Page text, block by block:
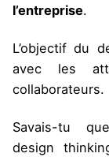
l’entreprise.
L’objectif du
avec les
collaborateurs.
Savais-tu
design